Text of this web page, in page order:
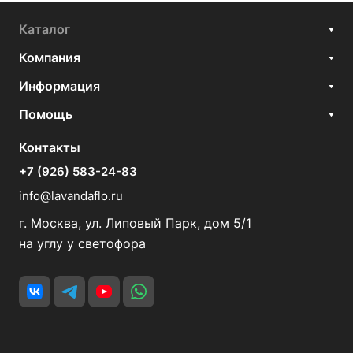
Каталог
Компания
Информация
Помощь
Контакты
+7 (926) 583-24-83
info@lavandaflo.ru
г. Москва, ул. Липовый Парк, дом 5/1
на углу у светофора